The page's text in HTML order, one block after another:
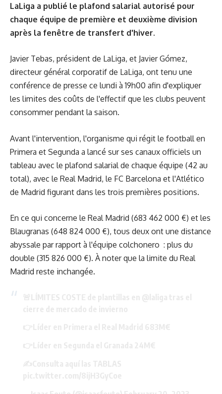
LaLiga a publié le plafond salarial autorisé pour
chaque équipe de première et deuxième division
après la fenêtre de transfert d'hiver.
Javier Tebas, président de LaLiga, et Javier Gómez,
directeur général corporatif de LaLiga, ont tenu une
conférence de presse ce lundi à 19h00 afin d'expliquer
les limites des coûts de l'effectif que les clubs peuvent
consommer pendant la saison.
Avant l'intervention, l'organisme qui régit le football en
Primera et Segunda a lancé sur ses canaux officiels un
tableau avec le plafond salarial de chaque équipe (42 au
total), avec le Real Madrid, le FC Barcelona et l'Atlético
de Madrid figurant dans les trois premières positions.
En ce qui concerne le Real Madrid (683 462 000 €) et les
Blaugranas (648 824 000 €), tous deux ont une distance
abyssale par rapport à l'équipe colchonero : plus du
double (315 826 000 €). À noter que la limite du Real
Madrid reste inchangée.